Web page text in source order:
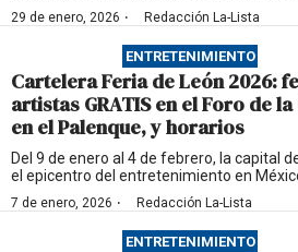
29 de enero, 2026 · Redacción La-Lista
ENTRETENIMIENTO
Cartelera Feria de León 2026:
artistas GRATIS en el Foro de la
en el Palenque, y horarios
Del 9 de enero al 4 de febrero, la capital
el epicentro del entretenimiento en
7 de enero, 2026 · Redacción La-Lista
ENTRETENIMIENTO